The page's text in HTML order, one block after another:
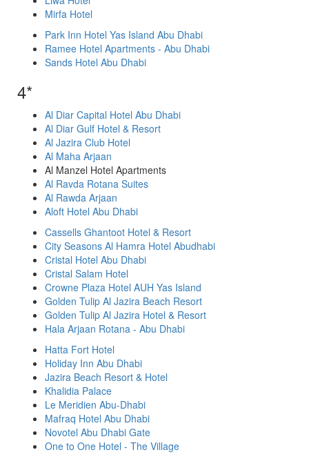
Mirfa Hotel
Park Inn Hotel Yas Island Abu Dhabi
Ramee Hotel Apartments - Abu Dhabi
Sands Hotel Abu Dhabi
4*
Al Diar Capital Hotel Abu Dhabi
Al Diar Gulf Hotel & Resort
Al Jazira Club Hotel
Al Maha Arjaan
Al Manzel Hotel Apartments
Al Ravda Rotana Suites
Al Rawda Arjaan
Aloft Hotel Abu Dhabi
Cassells Ghantoot Hotel & Resort
City Seasons Al Hamra Hotel Abudhabi
Cristal Hotel Abu Dhabi
Cristal Salam Hotel
Crowne Plaza Hotel AUH Yas Island
Golden Tulip Al Jazira Beach Resort
Golden Tulip Al Jazira Hotel & Resort
Hala Arjaan Rotana - Abu Dhabi
Hatta Fort Hotel
Holiday Inn Abu Dhabi
Jazira Beach Resort & Hotel
Khalidia Palace
Le Meridien Abu-Dhabi
Mafraq Hotel Abu Dhabi
Novotel Abu Dhabi Gate
One to One Hotel - The Village